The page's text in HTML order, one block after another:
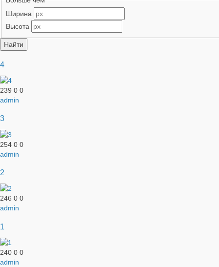
Ширина
Высота
4
239 0 0
admin
3
254 0 0
admin
2
246 0 0
admin
1
240 0 0
admin